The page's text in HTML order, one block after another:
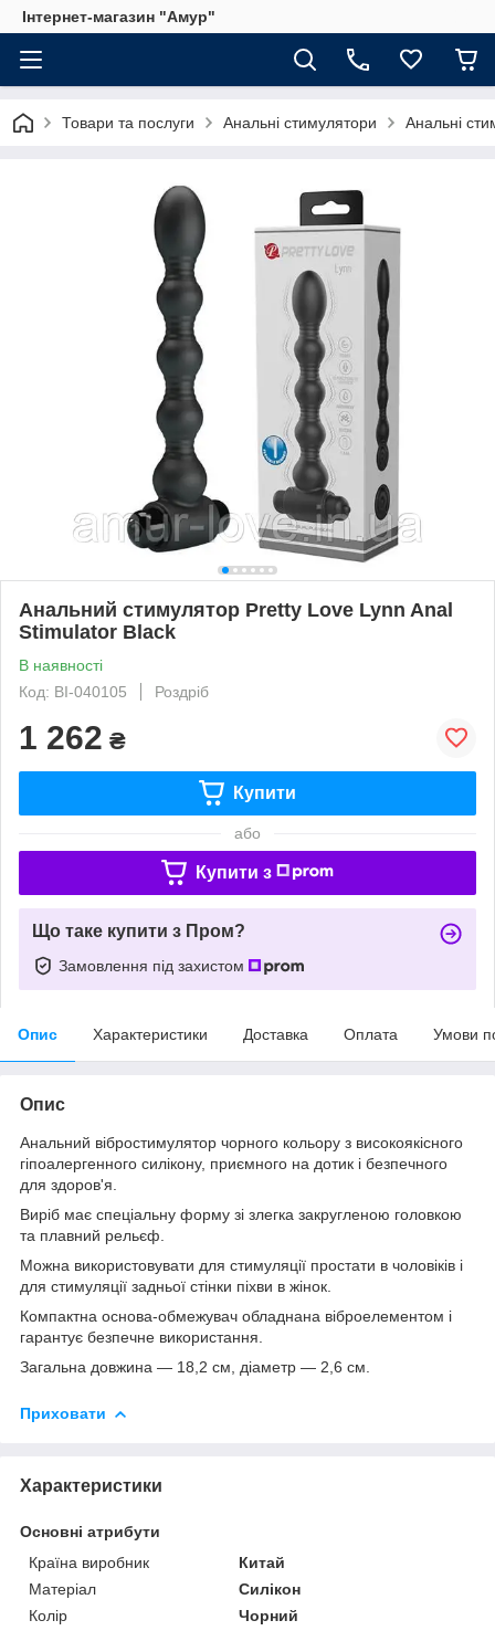
Інтернет-магазин "Амур"
Товари та послуги Анальні стимулятори Анальні
Анальний стимулятор Pretty Love Lynn Anal
Stimulator Black
В наявності
Код: BI-040105
Роздріб
1 262 ₴
Купити
або
Купити з
Що таке купити з Пром?
Замовлення під захистом
Опис Характеристики Доставка Оплата Умови
Опис
Анальний вібростимулятор чорного кольору з високоякісного
гіпоалергенного силікону, приємного на дотик і безпечного
для здоров'я.
Виріб має спеціальну форму зі злегка закругленою головкою
та плавний рельєф.
Можна використовувати для стимуляції простати в чоловіків і
для стимуляції задньої стінки піхви в жінок.
Компактна основа-обмежувач обладнана віброелементом і
гарантує безпечне використання.
Загальна довжина — 18,2 см, діаметр — 2,6 см.
Приховати
Характеристики
Основні атрибути
Країна виробник
Китай
Матеріал
Силікон
Колір
Чорний